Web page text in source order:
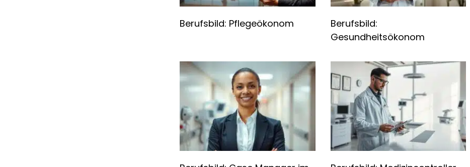
Berufsbild: Pflegeökonom
Berufsbild:
Gesundheitsökonom